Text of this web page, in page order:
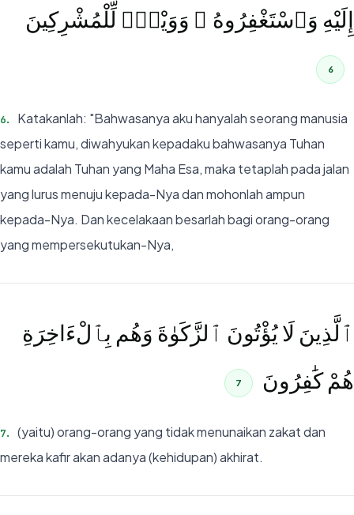
إِلَيْهِ وَٱسْتَغْفِرُوهُ ۗ وَوَيْلٌۭ لِّلْمُشْرِكِينَ
6
6.
Katakanlah: "Bahwasanya aku hanyalah seorang manusia
seperti kamu, diwahyukan kepadaku bahwasanya Tuhan
kamu adalah Tuhan yang Maha Esa, maka tetaplah pada jalan
yang lurus menuju kepada-Nya dan mohonlah ampun
kepada-Nya. Dan kecelakaan besarlah bagi orang-orang
yang mempersekutukan-Nya,
ٱلَّذِينَ لَا يُؤْتُونَ ٱلزَّكَوٰةَ وَهُم بِٱلْءَاخِرَةِ
هُمْ كَٰفِرُونَ
7
7.
(yaitu) orang-orang yang tidak menunaikan zakat dan
mereka kafir akan adanya (kehidupan) akhirat.